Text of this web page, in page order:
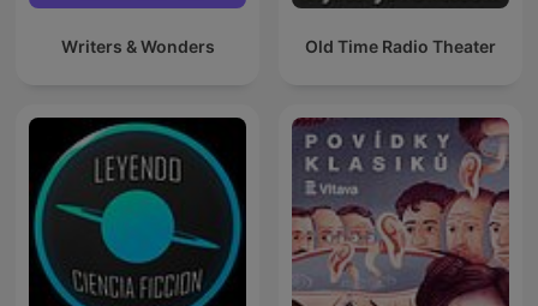
Writers & Wonders Old Time Radio Theater